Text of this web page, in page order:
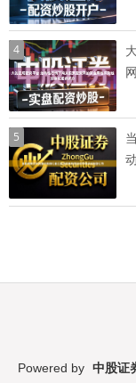
4
5
Powered by 中股证